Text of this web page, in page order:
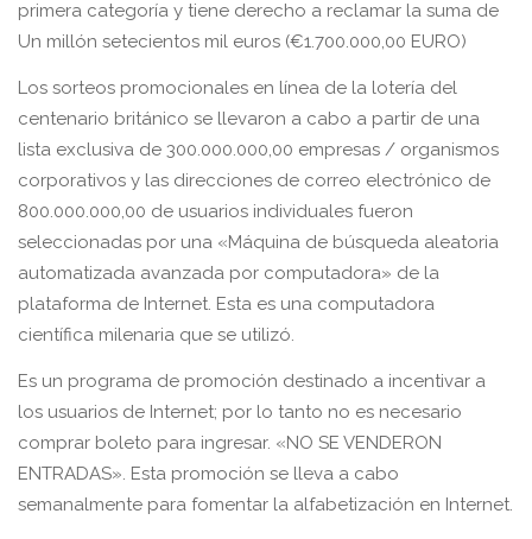
primera categoría y tiene derecho a reclamar la suma de
Un millón setecientos mil euros (€1.700.000,00 EURO)
Los sorteos promocionales en línea de la lotería del
centenario británico se llevaron a cabo a partir de una
lista exclusiva de 300.000.000,00 empresas / organismos
corporativos y las direcciones de correo electrónico de
800.000.000,00 de usuarios individuales fueron
seleccionadas por una «Máquina de búsqueda aleatoria
automatizada avanzada por computadora» de la
plataforma de Internet. Esta es una computadora
científica milenaria que se utilizó.
Es un programa de promoción destinado a incentivar a
los usuarios de Internet; por lo tanto no es necesario
comprar boleto para ingresar. «NO SE VENDERON
ENTRADAS». Esta promoción se lleva a cabo
semanalmente para fomentar la alfabetización en Internet.